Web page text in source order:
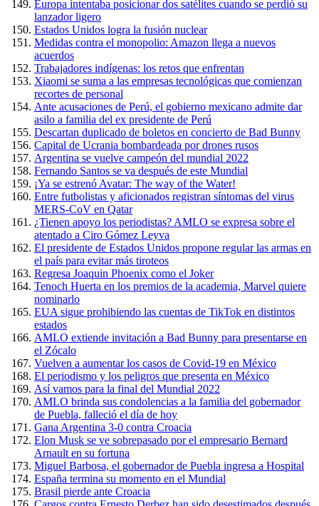
Europa intentaba posicionar dos satélites cuando se perdió su
lanzador ligero
Estados Unidos logra la fusión nuclear
Medidas contra el monopolio: Amazon llega a nuevos
acuerdos
Trabajadores indígenas: los retos que enfrentan
Xiaomi se suma a las empresas tecnológicas que comienzan
recortes de personal
Ante acusaciones de Perú, el gobierno mexicano admite dar
asilo a familia del ex presidente de Perú
Descartan duplicado de boletos en concierto de Bad Bunny
Capital de Ucrania bombardeada por drones rusos
Argentina se vuelve campeón del mundial 2022
Fernando Santos se va después de este Mundial
¡Ya se estrenó Avatar: The way of the Water!
Entre futbolistas y aficionados registran síntomas del virus
MERS-CoV en Qatar
¿Tienen apoyo los periodistas? AMLO se expresa sobre el
atentado a Ciro Gómez Leyva
El presidente de Estados Unidos propone regular las armas en
el país para evitar más tiroteos
Regresa Joaquin Phoenix como el Joker
Tenoch Huerta en los premios de la academia, Marvel quiere
nominarlo
EUA sigue prohibiendo las cuentas de TikTok en distintos
estados
AMLO extiende invitación a Bad Bunny para presentarse en
el Zócalo
Vuelven a aumentar los casos de Covid-19 en México
El periodismo y los peligros que presenta en México
Así vamos para la final del Mundial 2022
AMLO brinda sus condolencias a la familia del gobernador
de Puebla, falleció el día de hoy
Gana Argentina 3-0 contra Croacia
Elon Musk se ve sobrepasado por el empresario Bernard
Arnault en su fortuna
Miguel Barbosa, el gobernador de Puebla ingresa a Hospital
España termina su momento en el Mundial
Brasil pierde ante Croacia